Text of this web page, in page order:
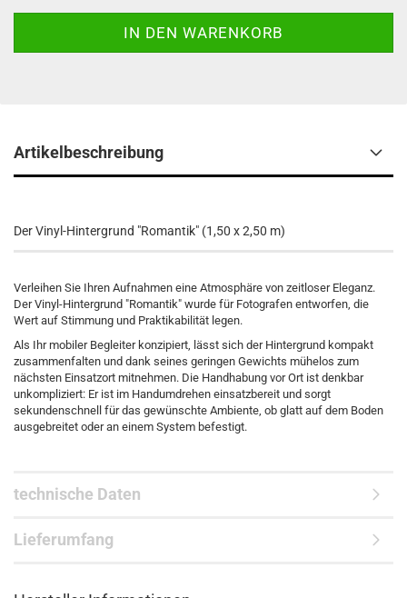
Artikelbeschreibung
Der Vinyl-Hintergrund "Romantik" (1,50 x 2,50 m)
Verleihen Sie Ihren Aufnahmen eine Atmosphäre von zeitloser Eleganz.
Der Vinyl-Hintergrund "Romantik" wurde für Fotografen entworfen, die
Wert auf Stimmung und Praktikabilität legen.
Als Ihr mobiler Begleiter konzipiert, lässt sich der Hintergrund kompakt
zusammenfalten und dank seines geringen Gewichts mühelos zum
nächsten Einsatzort mitnehmen. Die Handhabung vor Ort ist denkbar
unkompliziert: Er ist im Handumdrehen einsatzbereit und sorgt
sekundenschnell für das gewünschte Ambiente, ob glatt auf dem Boden
ausgebreitet oder an einem System befestigt.
technische Daten
Lieferumfang